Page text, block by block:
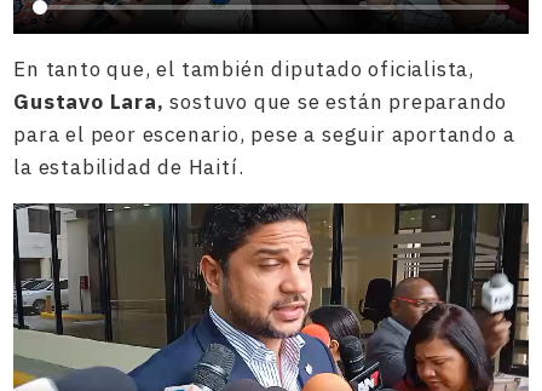
En tanto que, el también diputado oficialista,
Gustavo Lara, sostuvo que se están preparando
para el peor escenario, pese a seguir aportando a
la estabilidad de Haití.